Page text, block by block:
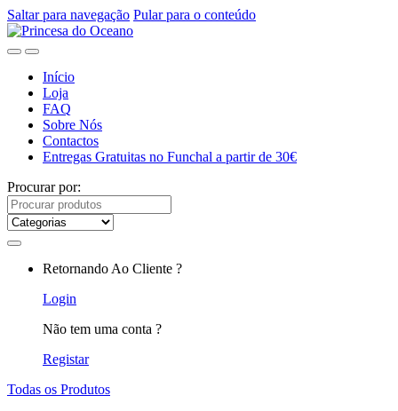
Saltar para navegação Pular para o conteúdo
Início
Loja
FAQ
Sobre Nós
Contactos
Entregas Gratuitas no Funchal a partir de 30€
Procurar por:
Retornando Ao Cliente ?
Login
Não tem uma conta ?
Registar
Todas os Produtos